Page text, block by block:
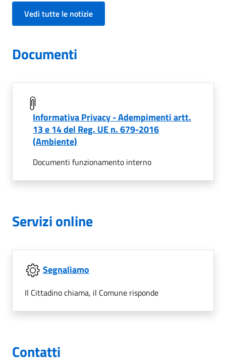
Vedi tutte le notizie
Documenti
Informativa Privacy - Adempimenti artt.
13 e 14 del Reg. UE n. 679-2016
(Ambiente)
Documenti funzionamento interno
Servizi online
Segnaliamo
Il Cittadino chiama, il Comune risponde
Contatti